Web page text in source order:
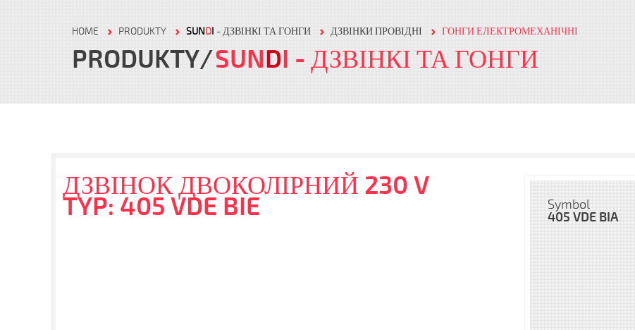
HOME PRODUKTY SUNDI - ДЗВІНКІ ТА ГОНГИ ДЗВІНКИ ПРОВІДНІ ГОНГИ ЕЛЕКТРОМЕХАНІЧНІ
PRODUKTY SUNDI - ДЗВІНКІ ТА ГОНГИ
ДЗВІНОК ДВОКОЛІРНИЙ 230 V
TYP: 405 VDE BIE
Symbol
405 VDE BIA